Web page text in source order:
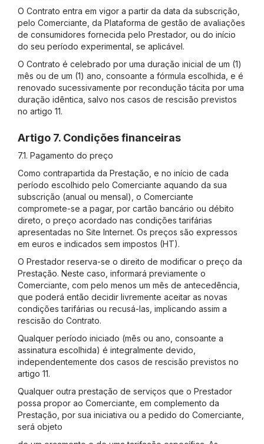
O Contrato entra em vigor a partir da data da subscrição,
pelo Comerciante, da Plataforma de gestão de avaliações
de consumidores fornecida pelo Prestador, ou do início
do seu período experimental, se aplicável.
O Contrato é celebrado por uma duração inicial de um (1)
mês ou de um (1) ano, consoante a fórmula escolhida, e é
renovado sucessivamente por recondução tácita por uma
duração idêntica, salvo nos casos de rescisão previstos
no artigo 11.
Artigo 7. Condições financeiras
7.1. Pagamento do preço
Como contrapartida da Prestação, e no início de cada
período escolhido pelo Comerciante aquando da sua
subscrição (anual ou mensal), o Comerciante
compromete-se a pagar, por cartão bancário ou débito
direto, o preço acordado nas condições tarifárias
apresentadas no Site Internet. Os preços são expressos
em euros e indicados sem impostos (HT).
O Prestador reserva-se o direito de modificar o preço da
Prestação. Neste caso, informará previamente o
Comerciante, com pelo menos um mês de antecedência,
que poderá então decidir livremente aceitar as novas
condições tarifárias ou recusá-las, implicando assim a
rescisão do Contrato.
Qualquer período iniciado (mês ou ano, consoante a
assinatura escolhida) é integralmente devido,
independentemente dos casos de rescisão previstos no
artigo 11.
Qualquer outra prestação de serviços que o Prestador
possa propor ao Comerciante, em complemento da
Prestação, por sua iniciativa ou a pedido do Comerciante,
será objeto